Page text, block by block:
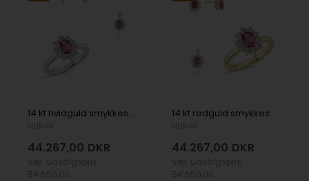
14 kt hvidguld smykkesæt, Dawn serien fra Nuran med ialt 1,40 ct Pink Turmelin & diamanter
44.267,00 DKR
14 kt rødguld smykkesæt, Dawn serien fra Nuran med ialt 1,40 ct Pink Turmelin & diamanter
44.267,00 DKR